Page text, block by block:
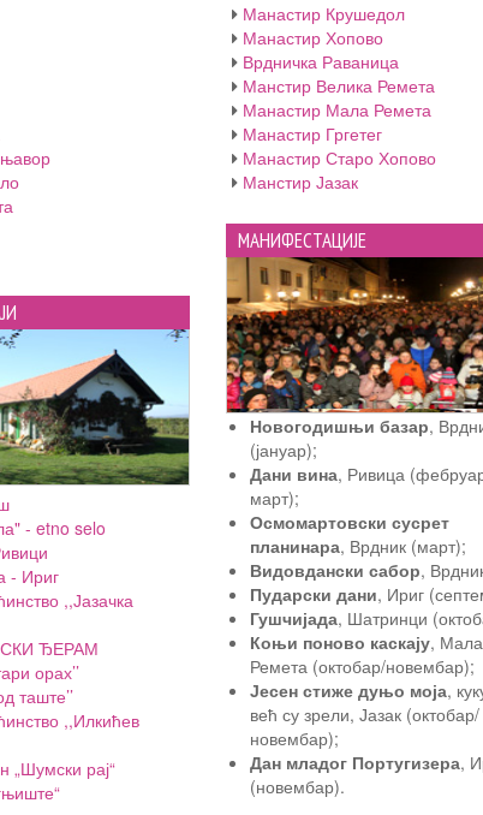
Манастир Крушедол
Манастир Хопово
Врдничка Раваница
Манстир Велика Ремета
Манастир Мала Ремета
Манастир Гргетег
Манастир Старо Хопово
Манстир Јазак
МАНИФЕСТАЦИЈЕ
Новогодишњи базар,
(јануар);
Дани вина, Ривица
март);
Осмомартовски сусрет
планинара, Врдник (март);
Видовдански сабор,
Пударски дани, Ириг
Гушчијада, Шатринци
Коњи поново каскају, Мала
Ремета (октобар/новембар);
Јесен стиже дуњо моја,
већ су зрели, Јазак (октобар/
новембар);
Дан младог Португизера,
(новембар).
- etno selo
- Ириг
,,Јазачка
ЂЕРАМ
орах’’
таште’’
,,Илкићев
„Шумски рај“